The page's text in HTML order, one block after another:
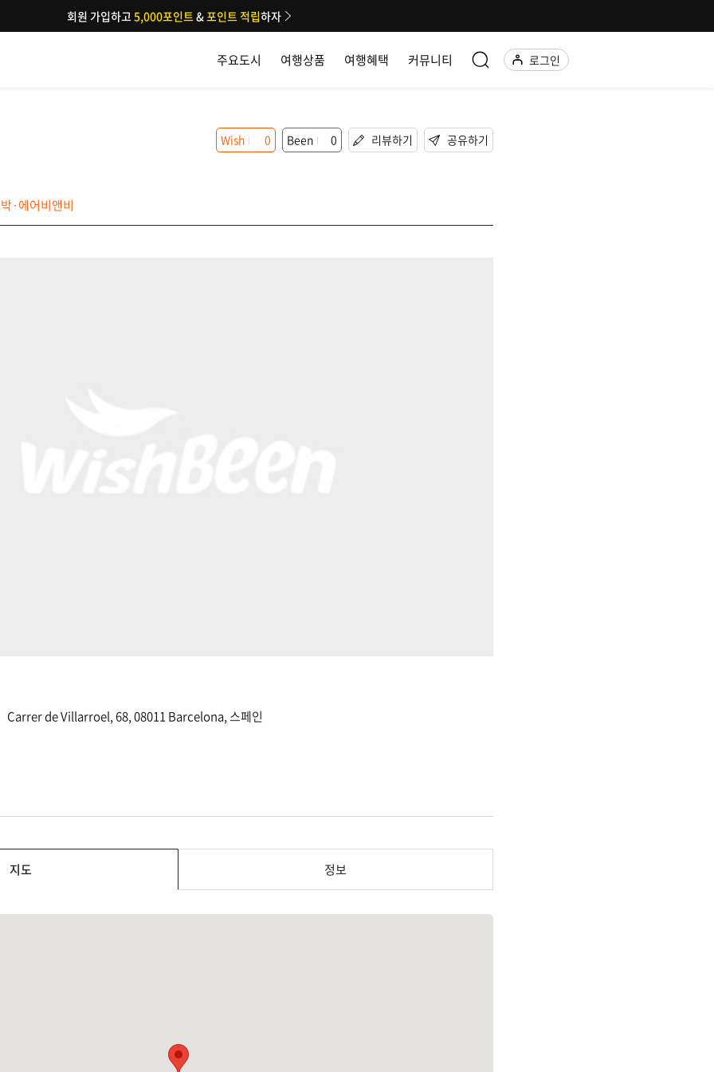
주요도시 여행상품 여행혜택 커뮤니티 로그인
회원 가입하고5,000포인트&포인트 적립하자
·에어비앤비
Wish 0 Been 0 리뷰하기 공유하기
Carrer de Villarroel, 68, 08011 Barcelona, 스페인
지도 정보